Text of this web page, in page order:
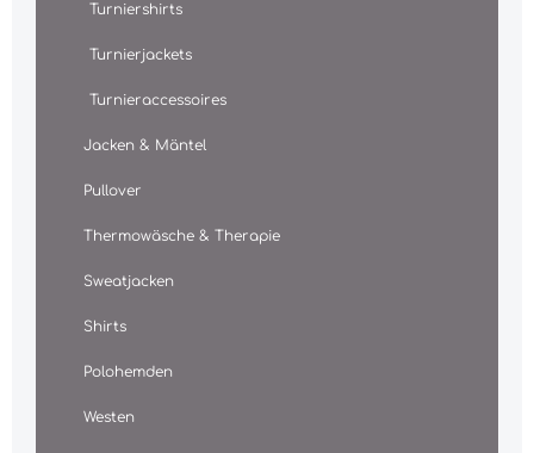
Turniershirts
Turnierjackets
Turnieraccessoires
Jacken & Mäntel
Pullover
Thermowäsche & Therapie
Sweatjacken
Shirts
Polohemden
Westen